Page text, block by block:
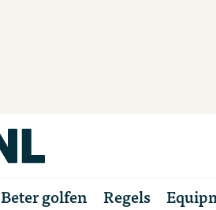
Beter golfen Regels